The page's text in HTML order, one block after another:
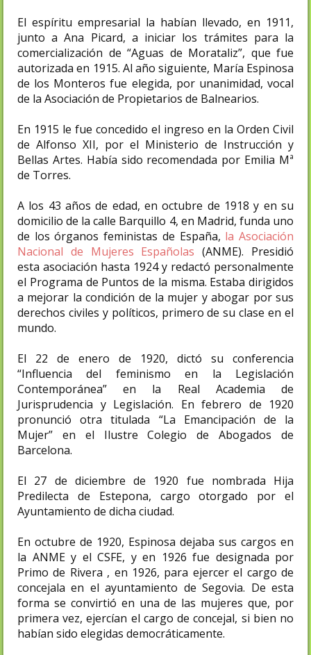
El espíritu empresarial la habían llevado, en 1911,
junto a Ana Picard, a iniciar los trámites para la
comercialización de “Aguas de Morataliz”, que fue
autorizada en 1915. Al año siguiente, María Espinosa
de los Monteros fue elegida, por unanimidad, vocal
de la Asociación de Propietarios de Balnearios.
En 1915 le fue concedido el ingreso en la Orden Civil
de Alfonso XII, por el Ministerio de Instrucción y
Bellas Artes. Había sido recomendada por Emilia Mª
de Torres.
A los 43 años de edad, en octubre de 1918 y en su
domicilio de la calle Barquillo 4, en Madrid, funda uno
de los órganos feministas de España, la Asociación
Nacional de Mujeres Españolas (ANME). Presidió
esta asociación hasta 1924 y redactó personalmente
el Programa de Puntos de la misma. Estaba dirigidos
a mejorar la condición de la mujer y abogar por sus
derechos civiles y políticos, primero de su clase en el
mundo.
El 22 de enero de 1920, dictó su conferencia
“Influencia del feminismo en la Legislación
Contemporánea” en la Real Academia de
Jurisprudencia y Legislación. En febrero de 1920
pronunció otra titulada “La Emancipación de la
Mujer” en el Ilustre Colegio de Abogados de
Barcelona.
El 27 de diciembre de 1920 fue nombrada Hija
Predilecta de Estepona, cargo otorgado por el
Ayuntamiento de dicha ciudad.
En octubre de 1920, Espinosa dejaba sus cargos en
la ANME y el CSFE, y en 1926 fue designada por
Primo de Rivera , en 1926, para ejercer el cargo de
concejala en el ayuntamiento de Segovia. De esta
forma se convirtió en una de las mujeres que, por
primera vez, ejercían el cargo de concejal, si bien no
habían sido elegidas democráticamente.